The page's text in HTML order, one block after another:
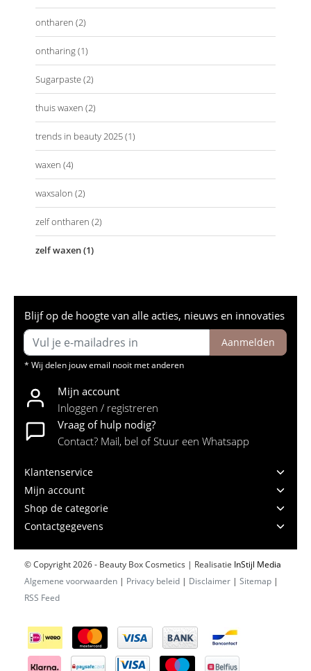
ontharen (2)
ontharing(1)
Sugarpaste(2)
thuis waxen (2)
trends in beauty 2025(1)
waxen (4)
waxsalon (2)
zelf ontharen (2)
zelf waxen(1)
Blijf op de hoogte van alle acties, nieuws en innovaties
Aanmelden
* Wij delen jouw email nooit met anderen
Mijn account
Inloggen / registreren
Vraag of hulp nodig?
Contact? Mail, bel of Stuur een Whatsapp
Klantenservice
Mijn account
Shop de categorie
Contactgegevens
© Copyright 2026 - Beauty Box Cosmetics | Realisatie InStijl Media
Algemene voorwaarden | Privacy beleid | Disclaimer | Sitemap |
RSS Feed